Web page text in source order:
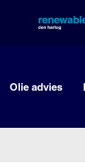
Olie advies